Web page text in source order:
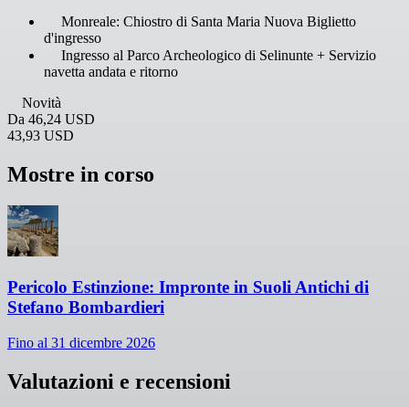
Monreale: Chiostro di Santa Maria Nuova Biglietto
d'ingresso
Ingresso al Parco Archeologico di Selinunte + Servizio
navetta andata e ritorno
Novità
Da 46,24 USD
43,93 USD
Mostre in corso
Pericolo Estinzione: Impronte in Suoli Antichi di
Stefano Bombardieri
Fino al 31 dicembre 2026
Valutazioni e recensioni